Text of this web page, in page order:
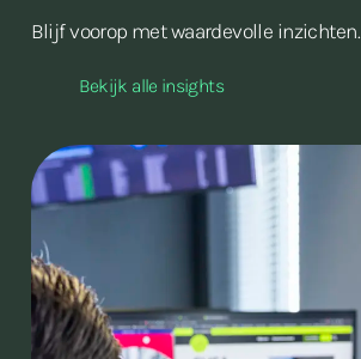
Blijf voorop met waardevolle inzichten.
Bekijk alle insights